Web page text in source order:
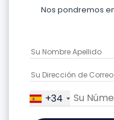
Nos pondremos
+34